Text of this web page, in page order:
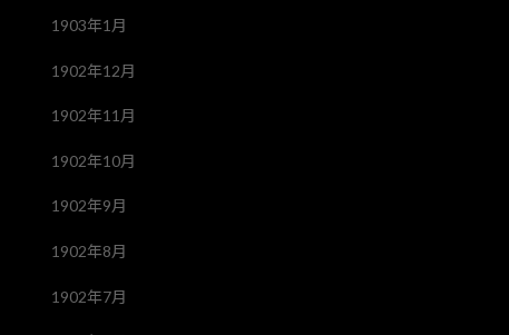
1903年1月
1902年12月
1902年11月
1902年10月
1902年9月
1902年8月
1902年7月